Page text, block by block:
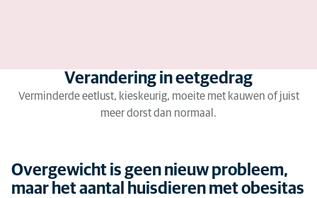
Verandering in eetgedrag
Verminderde eetlust, kieskeurig, moeite met kauwen of juist
meer dorst dan normaal.
Overgewicht is geen nieuw probleem,
maar het aantal huisdieren met obesitas